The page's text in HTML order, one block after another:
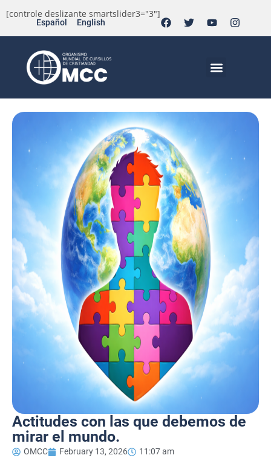
Español English
[controle deslizante smartslider3="3"]
Actitudes con las que debemos de
mirar el mundo.
OMCC February 13, 2026 11:07 am